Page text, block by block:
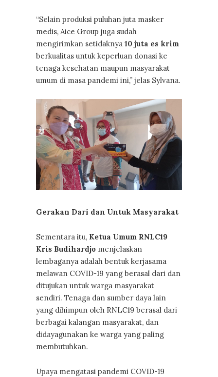
“Selain produksi puluhan juta masker
medis, Aice Group juga sudah
mengirimkan setidaknya 10 juta es krim
berkualitas untuk keperluan donasi ke
tenaga kesehatan maupun masyarakat
umum di masa pandemi ini,” jelas Sylvana.
Gerakan Dari dan Untuk Masyarakat
Sementara itu, Ketua Umum RNLC19
Kris Budihardjo menjelaskan
lembaganya adalah bentuk kerjasama
melawan COVID-19 yang berasal dari dan
ditujukan untuk warga masyarakat
sendiri. Tenaga dan sumber daya lain
yang dihimpun oleh RNLC19 berasal dari
berbagai kalangan masyarakat, dan
didayagunakan ke warga yang paling
membutuhkan.
Upaya mengatasi pandemi COVID-19